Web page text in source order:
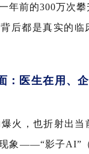
年前的300万次
后都是真实的临
：医生在用、
爆火，也折射出
象——“影子AI”（